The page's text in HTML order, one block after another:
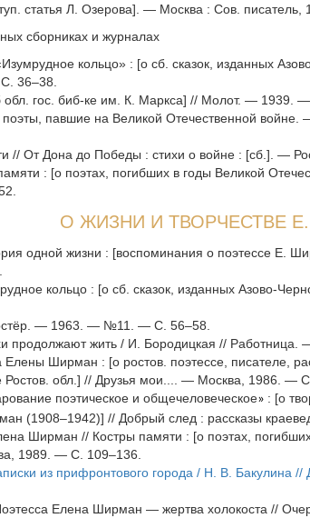
статья Л. Озерова]. — Москва : Сов. писатель,
сборниках и журналах
кольцо» : [о сб. сказок, изданных
36–38.
обл. гос. биб-ке им. К. Маркса] // Молот. — 1939.
павшие на Великой Отечественной
// От Дона до Победы : стихи о войне : [сб.]. —
: [о поэтах, погибших в годы Великой
О ЖИЗНИ И ТВОРЧЕСТВЕ
одной жизни : [воспоминания о поэтессе Е.
кольцо : [о сб. сказок, изданных Азово-
— 1963. — №11. — С. 56–58.
продолжают жить / И. Бородицкая //
Елены Ширман : [о ростов. поэтессе, писателе,
Ростов. обл.] // Друзья мои.... — Москва, 1986. —
поэтическое и общечеловеческое» : [о
(1908–1942)] // Добрый след : рассказы
Ширман // Костры памяти : [о поэтах,
1989. — C. 109–136.
из прифронтового города / Н. В. Бакулина
Елена Ширман — жертва холокоста //